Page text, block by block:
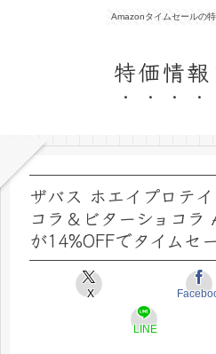
Amazonタイムセールの
特価情報
ザバス ホエイプロテ
コラ＆ビターショコラ
が14%OFFでタイムセ
X
LINE